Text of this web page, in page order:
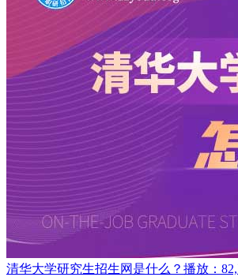
清华大学研究生招生网是什么？ 播放：